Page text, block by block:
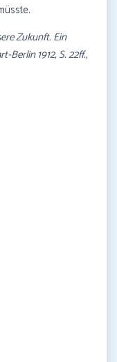
Zukunft. Ein
Berlin 1912, S. 22ff.,